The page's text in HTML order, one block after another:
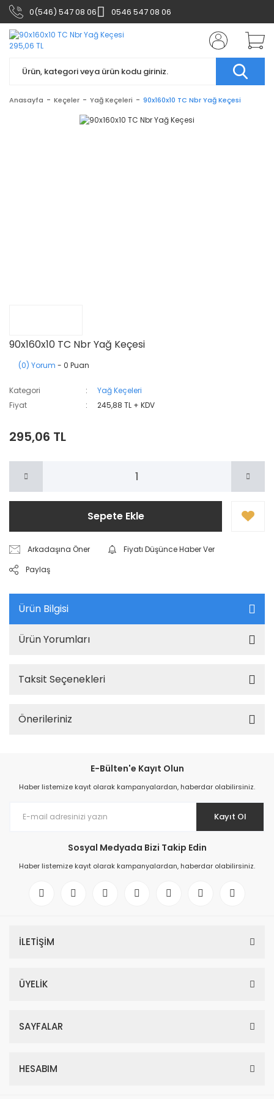
0(546) 547 08 06 0546 547 08 06
Anasayfa Keçeler Yağ Keçeleri 90x160x10 TC Nbr Yağ Keçesi
90x160x10 TC Nbr Yağ Keçesi
(0) Yorum - 0 Puan
Kategori
Yağ Keçeleri
Fiyat
245,88 TL + KDV
295,06 TL
Sepete Ekle
Arkadaşına Öner
Fiyatı Düşünce Haber Ver
Paylaş
Ürün Bilgisi
Ürün Yorumları
Taksit Seçenekleri
Önerileriniz
E-Bülten'e Kayıt Olun
Haber listemize kayıt olarak kampanyalardan, haberdar olabilirsiniz.
Kayıt Ol
Sosyal Medyada Bizi Takip Edin
Haber listemize kayıt olarak kampanyalardan, haberdar olabilirsiniz.
İLETİŞİM
ÜYELİK
SAYFALAR
HESABIM